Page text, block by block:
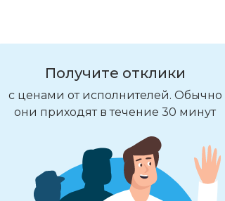
Получите отклики
с ценами от исполнителей. Обычно
они приходят в течение 30 минут